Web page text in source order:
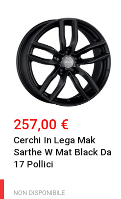
257,00 €
Cerchi In Lega Mak
Sarthe W Mat Black Da
17 Pollici
NON DISPONIBILE